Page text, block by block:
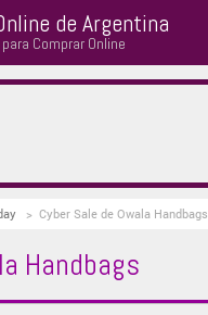
de Argentina
Comprar Online
> Cyber Sale de Owala Handbags
Handbags